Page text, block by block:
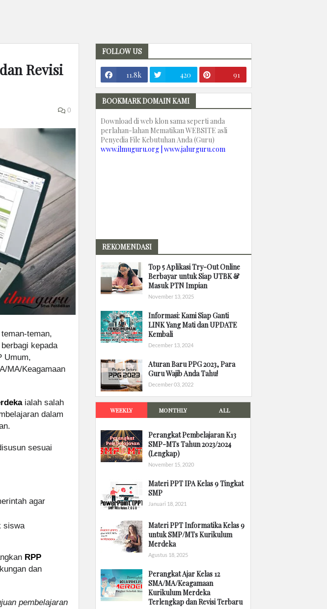
Revisi
0
teman,
kepada
Umum,
MA/Keagamaan
ialah salah
dalam
sesuai
agar
siswa
RPP
dan
pembelajaran
FOLLOW US
11.8k 420 91
BOOKMARK DOMAIN KAMI
Download di web klon sama seperti anda
perlahan-lahan Mematikan WEBSITE asli
Penyedia File Kebutuhan Anda (Guru)
www.ilmuguru.org | www.jalurguru.com
REKOMENDASI
Top 5 Aplikasi Try-Out Online
Berbayar untuk Siap UTBK &
Masuk PTN Impian
November 13, 2025
Informasi: Kami Siap Ganti
LINK Yang Mati dan UPDATE
Kembali
December 13, 2024
Aturan Baru PPG 2023, Para
Guru Wajib Anda Tahu!
December 03, 2022
WEEKLY MONTHLY ALL
Perangkat Pembelajaran K13
SMP-MTs Tahun 2023/2024
(Lengkap)
November 15, 2020
Materi PPT IPA Kelas 9 Tingkat
SMP
Januari 18, 2021
Materi PPT Informatika Kelas 9
untuk SMP/MTs Kurikulum
Merdeka
Agustus 18, 2025
Perangkat Ajar Kelas 12
SMA/MA/Keagamaan
Kurikulum Merdeka
Terlengkap dan Revisi Terbaru